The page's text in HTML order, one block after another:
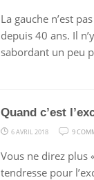
La gauche n’est
depuis 40 ans. Il
sabordant un peu
Quand c’est
6 AVRIL 2018 9
Vous ne direz plus
tendresse pour